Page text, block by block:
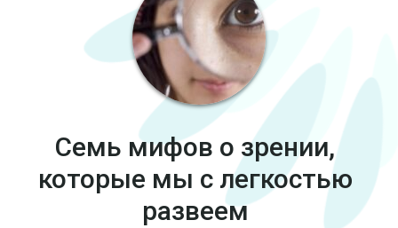
Семь мифов о зрении,
которые мы с легкостью
развеем